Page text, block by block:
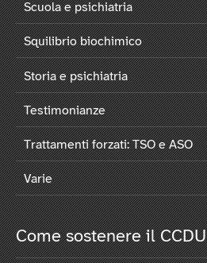
Scuola e psichiatria
Squilibrio biochimico
Storia e psichiatria
Testimonianze
Trattamenti forzati: TSO e ASO
Varie
Come sostenere il CCDU